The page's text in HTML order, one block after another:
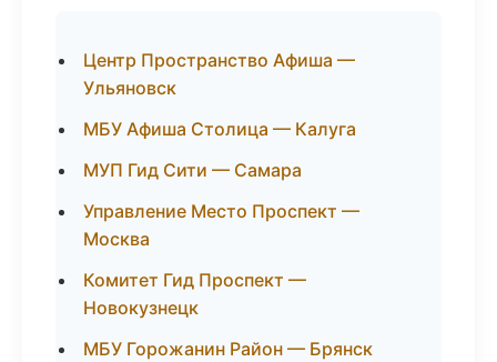
Центр Пространство Афиша —
Ульяновск
МБУ Афиша Столица — Калуга
МУП Гид Сити — Самара
Управление Место Проспект —
Москва
Комитет Гид Проспект —
Новокузнецк
МБУ Горожанин Район — Брянск